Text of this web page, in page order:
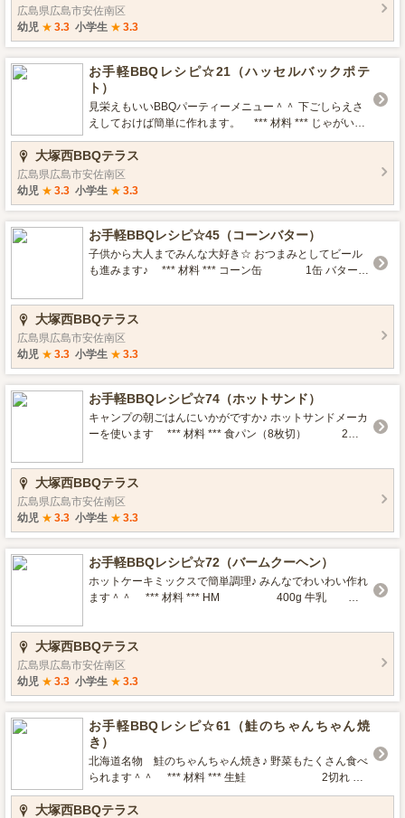
けてこんがりと焼く。 お皿にうつしてバターをのせたら
完成☆ 加熱しすぎると水分がなくなり焦げるので注意！
とうもろこしを皮ごとレンジで加熱して焼くと時短にも
◎
広島県広島市安佐南区
幼児 ★ 3.3 小学生 ★ 3.3
お手軽BBQレシピ☆21（ハッセルバックポテ
ト）
見栄えもいいBBQパーティーメニュー＾＾ 下ごしらえさ
えしておけば簡単に作れます。 *** 材料 *** じゃがい
も 2個 オリーブオイル 大さじ2 塩
適量 こしょう 適量 パセリ
お好みで *** トッピング *** にんにく 粉チーズ バ
ター チーズ ベーコン *** クッキング *** じゃがいもを
よく洗い、芽があれば取っておく。 割りばしで挟み（下
写真参考）1～2ｍｍごとに切れ目を入れる。 （下まで切
り落とさないように注意☆） 切れ目の間を水で洗い、よ
く水気をきる。 スキレットやダッチオーブンに乗せ、塩
こしょうを振りオリーブオイルを回しかける。 このまま
の間に挟んで焼いても◎ フタをして25～30分加熱して、
中まで柔らかくなったら完成！ パセリをかけて召し上が
れ♪ お子さんが食べる場合明太マヨ、チーズを挟んでも焼
いても◎ 安くてかわいい一品が作れます＾＾
大塚西BBQテラス
広島県広島市安佐南区
幼児 ★ 3.3 小学生 ★ 3.3
お手軽BBQレシピ☆45（コーンバター）
子供から大人までみんな大好き☆ おつまみとしてビール
も進みます♪ *** 材料 *** コーン缶 1缶 バター
少々 スキレット（なかったらアルミの皿でもＯＫ） ***
クッキング *** スキレットにオリーブオイルを薄くひき、
コーンを入れる。 （スキレットがない場合はアルミのお
皿や缶のままでもOK） 塩胡椒をふり、まぜながら温める
程度で火にかける。 フツフツと水分が沸騰したら火から
おろし、バターのせたら完成☆ 出来てすぐはものすごく
熱いので、やけどに注意！ 塩胡椒なしでつくり、大人分
はクレイジーソルトやほりにしでも◎
大塚西BBQテラス
広島県広島市安佐南区
幼児 ★ 3.3 小学生 ★ 3.3
お手軽BBQレシピ☆74（ホットサンド）
キャンプの朝ごはんにいかがですか♪ ホットサンドメーカ
ーを使います *** 材料 *** 食パン（8枚切） 2枚
卵 1個 マヨネーズ 小1
とろけるチーズ 30g バター 適
量 お好みで♪ *ミニトマト *レタス *** クッキング *** ス
クランブルエッグを作りマヨネーズを合わせる。 食パン2
枚にバターを塗り、チーズ・ハム・レタス・スクランブ
ルエッグを挟む。 ホットサンドメーカーを温めて、両面
に薄くバターを塗る。 ホットサンドメーカーに具材を挟
んだ食パンを入れてプレスし、1～2分焼いたら完成☆ 付
け合わせにミニトマトやレタスも◎ 火力によって時間は
大塚西BBQテラス
広島県広島市安佐南区
幼児 ★ 3.3 小学生 ★ 3.3
お手軽BBQレシピ☆72（バームクーヘン）
ホットケーキミックスで簡単調理♪ みんなでわいわい作れ
ます＾＾ *** 材料 *** HM 400g 牛乳
糖 40g お好みで♪ *ホイップ *チョコシロ ***
クッキング *** 全ての材料をボウルに入れて混ぜる。 棒
に（竹や鉄など）アルミホイルを巻き、生地をつけて焼
く。 こんがりと焼けたらまた生地をつけて焼く、をちょ
うどいい大きさになるまで繰り返す。 冷めたら棒から崩
れないように外して完成☆ お好みでホイップやチョコシ
ロをつけて召し上がってください＾＾ みんなでつくれる
のでお子様が多い時にはぜひ作ってみてください。
大塚西BBQテラス
広島県広島市安佐南区
幼児 ★ 3.3 小学生 ★ 3.3
お手軽BBQレシピ☆61（鮭のちゃんちゃん焼
き）
北海道名物 鮭のちゃんちゃん焼き♪ 野菜もたくさん食べ
られます＾＾ *** 材料 *** 生鮭 2切れ キ
ャベツ 1/4個 玉ねぎ 1/2玉 しめ
じ 1/2袋 舞茸 1/2袋 人参
大塚西BBQテラス